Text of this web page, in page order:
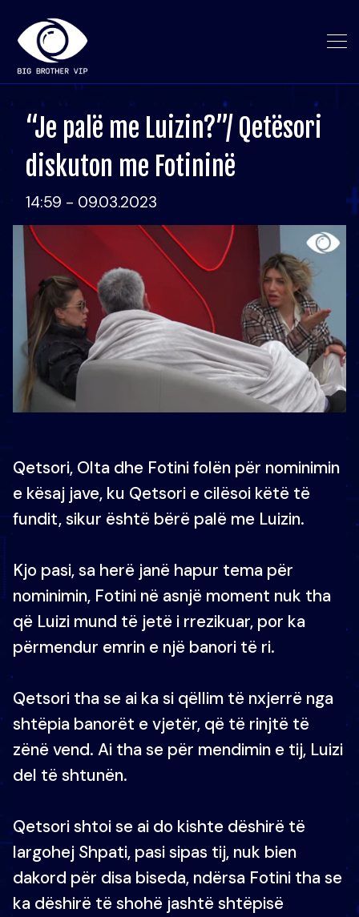
“Je palë me Luizin?”/ Qetësori
diskuton me Fotininë
14:59 - 09.03.2023
Qetsori, Olta dhe Fotini folën për nominimin
e kësaj jave, ku Qetsori e cilësoi këtë të
fundit, sikur është bërë palë me Luizin.
Kjo pasi, sa herë janë hapur tema për
nominimin, Fotini në asnjë moment nuk tha
që Luizi mund të jetë i rrezikuar, por ka
përmendur emrin e një banori të ri.
Qetsori tha se ai ka si qëllim të nxjerrë nga
shtëpia banorët e vjetër, që të rinjtë të
zënë vend. Ai tha se për mendimin e tij, Luizi
del të shtunën.
Qetsori shtoi se ai do kishte dëshirë të
largohej Shpati, pasi sipas tij, nuk bien
dakord për disa biseda, ndërsa Fotini tha se
ka dëshirë të shohë jashtë shtëpisë